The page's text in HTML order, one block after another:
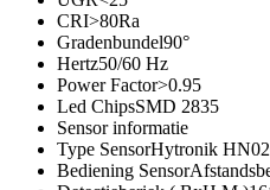
CRI>80Ra
Gradenbundel90°
Hertz50/60 Hz
Power Factor>0.95
Led ChipsSMD 2835
Sensor informatie
Type SensorHytronik
Bediening